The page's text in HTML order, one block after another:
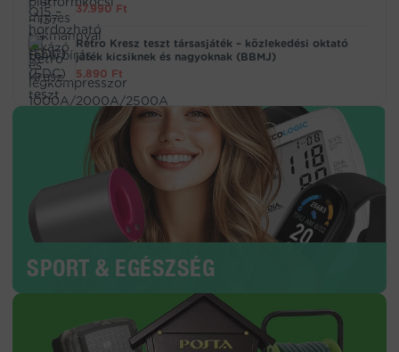
37.990 Ft
Retro Kresz teszt társasjáték – közlekedési oktató
játék kicsiknek és nagyoknak (BBMJ)
5.890 Ft
SPORT & EGÉSZSÉG